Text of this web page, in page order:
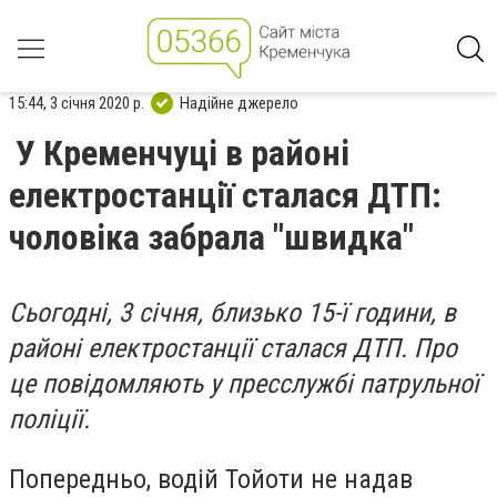
15:44, 3 січня 2020 р. Надійне джерело
У Кременчуці в районі
електростанції сталася ДТП:
чоловіка забрала "швидка"
Сьогодні, 3 січня, близько 15-ї години, в
районі електростанції сталася ДТП. Про
це повідомляють у пресслужбі патрульної
поліції.
Попередньо, водій Тойоти не надав